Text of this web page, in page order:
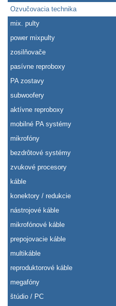
Ozvučovacia technika
mix. pulty
power mixpulty
zosilňovače
pasívne reproboxy
PA zostavy
subwoofery
aktívne reproboxy
mobilné PA systémy
mikrofóny
bezdrôtové systémy
zvukové procesory
káble
konektory / redukcie
nástrojové káble
mikrofónové káble
prepojovacie káble
multikáble
reproduktorové káble
megafóny
štúdio / PC